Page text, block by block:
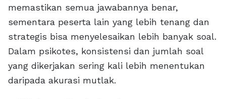
memastikan semua jawabannya benar,
sementara peserta lain yang lebih tenang dan
strategis bisa menyelesaikan lebih banyak soal.
Dalam psikotes, konsistensi dan jumlah soal
yang dikerjakan sering kali lebih menentukan
daripada akurasi mutlak.